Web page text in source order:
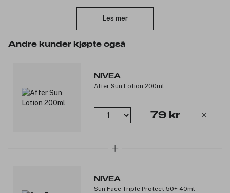
inneholder verken oktinoksat eller oksibenzon, som mistenkes å
Dermatologisk testet.
Beskytt sped- og småbarn mot direkte sollys.
Produktnummer:
Les mer
Andre kunder kjøpte også
NIVEA
After Sun Lotion 200ml
79 kr
NIVEA
Sun Face Triple Protect 50+ 40ml